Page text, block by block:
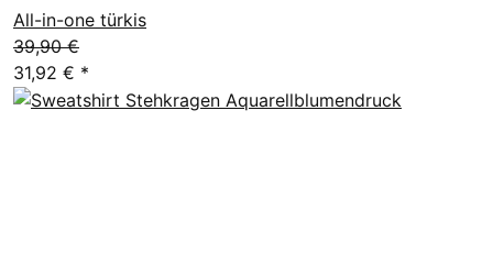
All-in-one türkis
39,90 €
31,92 € *